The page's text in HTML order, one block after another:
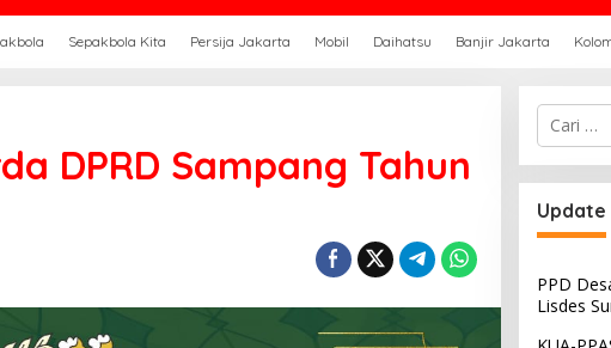
Sepakbola Kita Persija Jakarta Mobil Daihatsu Banjir Jakarta
DPRD Sampang Tahun
Cari
untuk:
Update
PPD
Lisdes